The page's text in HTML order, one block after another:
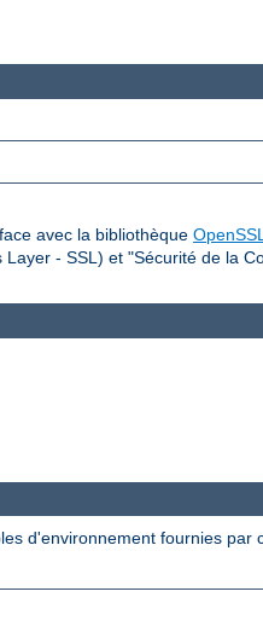
avec la bibliothèque
- SSL) et "Sécurité de la
d'environnement fournies par